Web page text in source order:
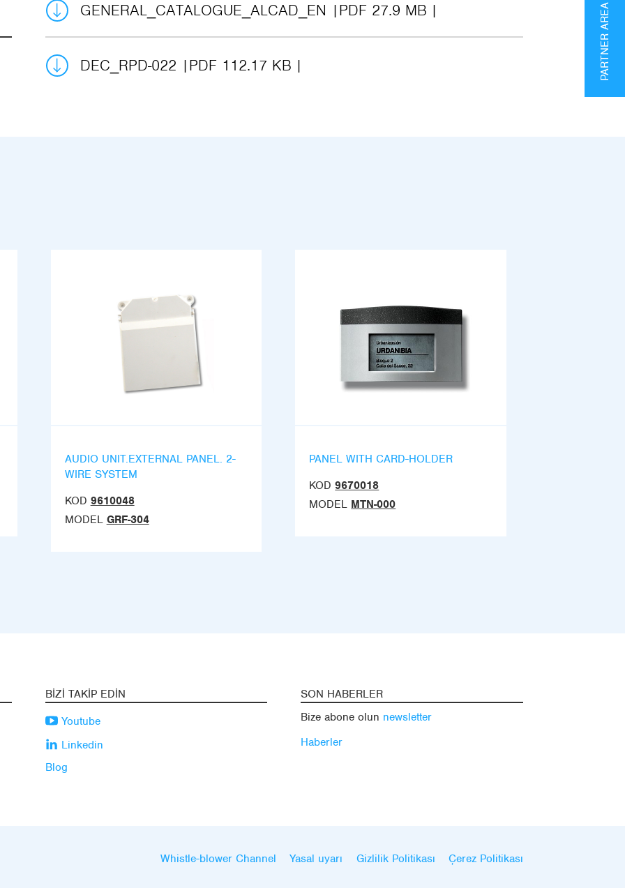
GENERAL_CATALOGUE_ALCAD_EN PDF 27.9 MB
DEC_RPD-022 PDF 112.17 KB
AUDIO UNIT.EXTERNAL PANEL. 2-
WIRE SYSTEM
KOD 9610048
MODEL GRF-304
PANEL WITH CARD-HOLDER
KOD 9670018
MODEL MTN-000
BIZI TAKIP EDIN
Youtube
Linkedin
Blog
SON HABERLER
Bize abone olun newsletter
Haberler
Whistle-blower Channel Yasal uyarı Gizlilik Politikası Çerez Politikası
PARTNER AREA